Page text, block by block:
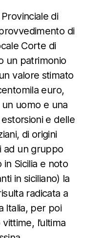
di
di
Corte di
un patrimonio
valore stimato
euro,
uomo e una
e delle
di origini
ad un gruppo
Sicilia e noto
in siciliano) la
radicata a
Italia, per poi
l’ultima